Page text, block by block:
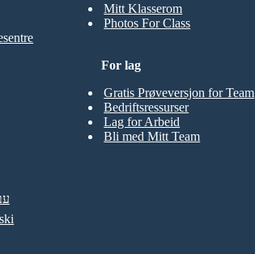
Mitt Klasserom
Photos For Class
For lag
Gratis Prøveversjon for Team
Bedriftsressurser
Lag for Arbeid
Bli med Mitt Team